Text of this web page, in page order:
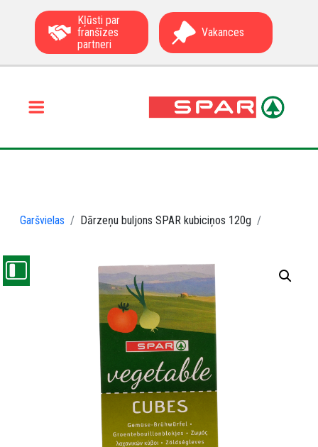
Kļūsti par
franšīzes
partneri
Vakances
Garšvielas Dārzeņu buljons SPAR kubiciņos 120g